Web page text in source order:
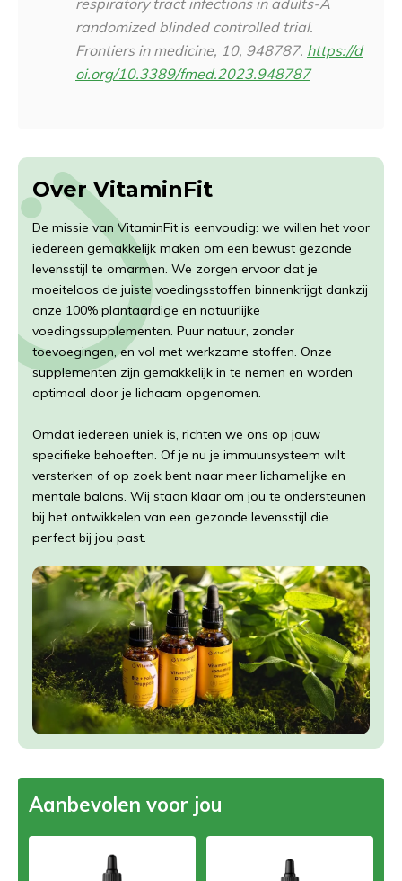
randomized blinded controlled trial.
Frontiers in medicine, 10, 948787. https://d
oi.org/10.3389/fmed.2023.948787
Over VitaminFit
De missie van VitaminFit is eenvoudig: we willen het voor
iedereen gemakkelijk maken om een bewust gezonde
levensstijl te omarmen. We zorgen ervoor dat je
moeiteloos de juiste voedingsstoffen binnenkrijgt dankzij
onze 100% plantaardige en natuurlijke
voedingssupplementen. Puur natuur, zonder
toevoegingen, en vol met werkzame stoffen. Onze
supplementen zijn gemakkelijk in te nemen en worden
optimaal door je lichaam opgenomen.
Omdat iedereen uniek is, richten we ons op jouw
specifieke behoeften. Of je nu je immuunsysteem wilt
versterken of op zoek bent naar meer lichamelijke en
mentale balans. Wij staan klaar om jou te ondersteunen
bij het ontwikkelen van een gezonde levensstijl die
perfect bij jou past.
Aanbevolen voor jou